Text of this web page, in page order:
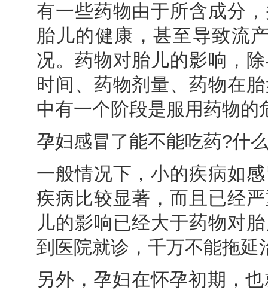
有一些药物由于所含成分
胎儿的健康，甚至导致流
况。药物对胎儿的影响，
时间、药物剂量、药物在
中有一个阶段是服用药物
孕妇感冒了能不能吃药?什
一般情况下，小的疾病如
疾病比较显著，而且已经
儿的影响已经大于药物对
到医院就诊，千万不能拖
另外，孕妇在怀孕初期，